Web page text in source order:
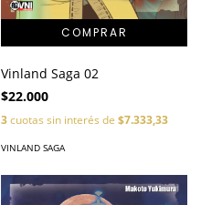
Vinland Saga 02
$22.000
3cuotas sin interés de $7.333,33
VINLAND SAGA